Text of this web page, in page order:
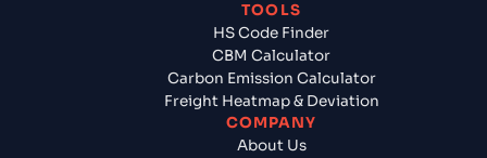
TOOLS
HS Code Finder
CBM Calculator
Carbon Emission Calculator
Freight Heatmap & Deviation
COMPANY
About Us